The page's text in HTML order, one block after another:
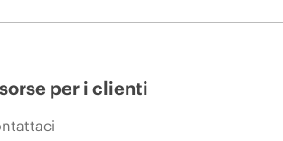
per i clienti